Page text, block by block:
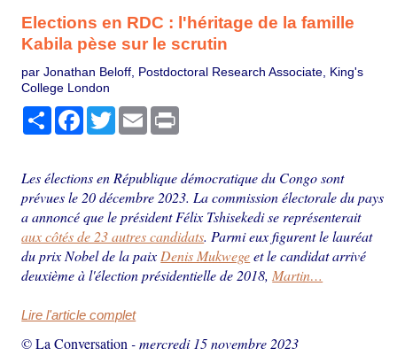
Elections en RDC : l'héritage de la famille
Kabila pèse sur le scrutin
par Jonathan Beloff, Postdoctoral Research Associate, King's
College London
PartagerFacebook
TwitterEmail
Les élections en République démocratique du Congo sont
prévues le 20 décembre 2023. La commission électorale du pays
a annoncé que le président Félix Tshisekedi se représenterait
aux côtés de 23 autres candidats. Parmi eux figurent le lauréat
du prix Nobel de la paix Denis Mukwegeet le candidat arrivé
deuxième à l'élection présidentielle de 2018, Martin…
Lire l'article complet
© La Conversation -mercredi 15 novembre 2023